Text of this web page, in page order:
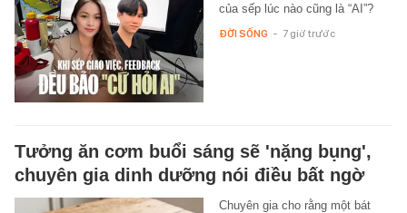
của sếp lúc nào cũng là “AI”?
ĐỜI SỐNG - 7 giờ trước
Tưởng ăn cơm buổi sáng sẽ 'nặng bụng',
chuyên gia dinh dưỡng nói điều bất ngờ
Chuyên gia cho rằng một bát